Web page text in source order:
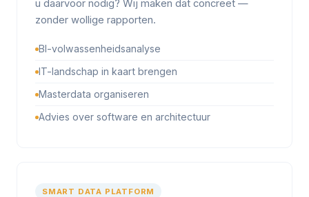
u daarvoor nodig? Wij maken dat concreet —
zonder wollige rapporten.
BI-volwassenheidsanalyse
IT-landschap in kaart brengen
Masterdata organiseren
Advies over software en architectuur
SMART DATA PLATFORM